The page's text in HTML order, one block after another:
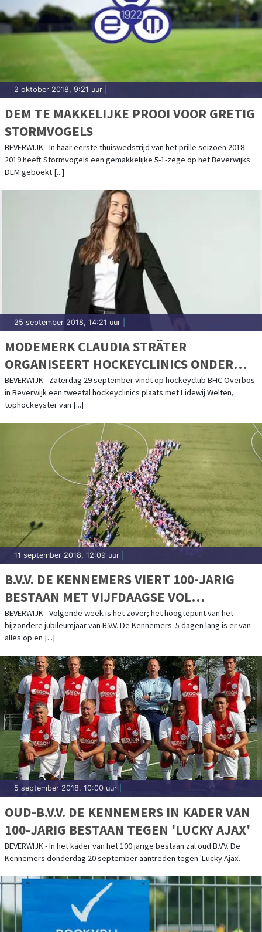
2 oktober 2018, 9:21 uur
DEM TE MAKKELIJKE PROOI VOOR GRETIG
STORMVOGELS
BEVERWIJK - In haar eerste thuiswedstrijd van het prille seizoen 2018-
2019 heeft Stormvogels een gemakkelijke 5-1-zege op het Beverwijks
DEM geboekt [...]
25 september 2018, 14:21 uur
MODEMERK CLAUDIA STRÄTER
ORGANISEERT HOCKEYCLINICS ONDER
LEIDING VAN LIDEWIJ WELTEN
BEVERWIJK - Zaterdag 29 september vindt op hockeyclub BHC Overbos
in Beverwijk een tweetal hockeyclinics plaats met Lidewij Welten,
tophockeyster van [...]
11 september 2018, 12:09 uur
B.V.V. DE KENNEMERS VIERT 100-JARIG
BESTAAN MET VIJFDAAGSE VOL
ACTIVITEITEN
BEVERWIJK - Volgende week is het zover; het hoogtepunt van het
bijzondere jubileumjaar van B.V.V. De Kennemers. 5 dagen lang is er van
alles op en [...]
5 september 2018, 10:00 uur
OUD-B.V.V. DE KENNEMERS IN KADER VAN
100-JARIG BESTAAN TEGEN 'LUCKY AJAX'
BEVERWIJK - In het kader van het 100 jarige bestaan zal oud B.V.V. De
Kennemers donderdag 20 september aantreden tegen 'Lucky Ajax'.